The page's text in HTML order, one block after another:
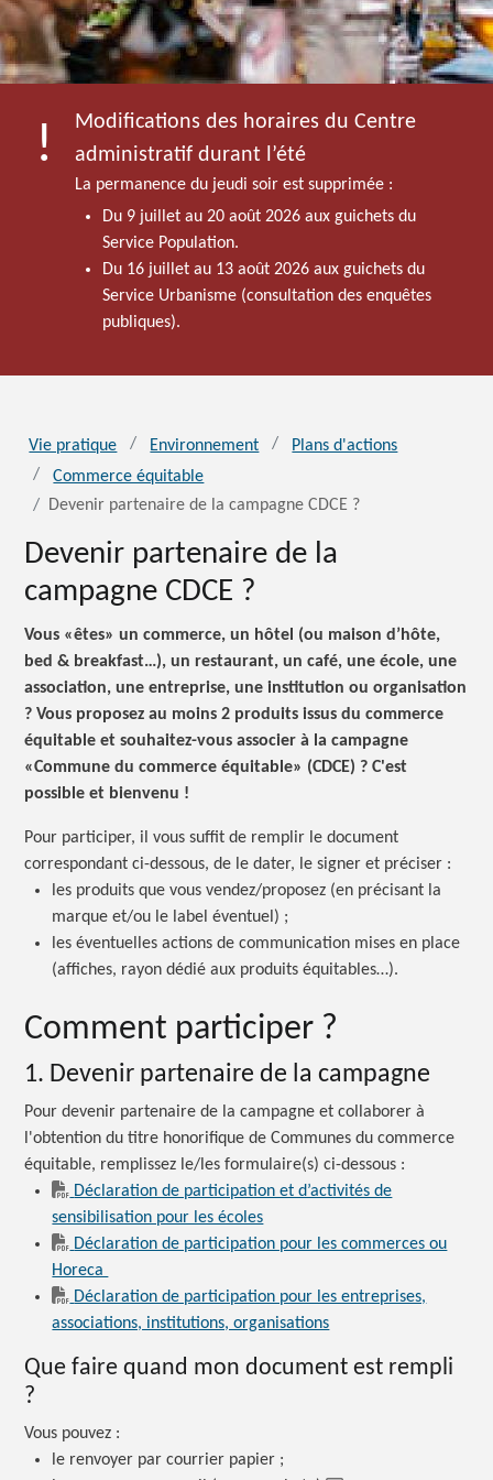
Modifications des horaires du Centre
administratif durant l’été
La permanence du jeudi soir est supprimée :
Du 9 juillet au 20 août 2026 aux guichets du
Service Population.
Du 16 juillet au 13 août 2026 aux guichets du
Service Urbanisme (consultation des enquêtes
publiques).
Vie pratique Environnement
Plans d'actions
Commerce équitable
Devenir partenaire de la campagne CDCE ?
Devenir partenaire de la
campagne CDCE ?
Vous «êtes» un commerce, un hôtel (ou maison d’hôte,
bed & breakfast…), un restaurant, un café, une école, une
association, une entreprise, une institution ou organisation
? Vous proposez au moins 2 produits issus du commerce
équitable et souhaitez-vous associer à la campagne
«Commune du commerce équitable» (CDCE) ? C'est
possible et bienvenu !
Pour participer, il vous suffit de remplir le document
correspondant ci-dessous, de le dater, le signer et préciser :
les produits que vous vendez/proposez (en précisant la
marque et/ou le labeléventuel) ;
les éventuelles actions de communication mises en place
(affiches, rayon dédié aux produits équitables…).
Comment participer ?
1. Devenir partenaire de la campagne
Pour devenir partenaire de la campagne et collaborer à
l'obtention du titre honorifique de Communes du commerce
équitable, remplissez le/les formulaire(s)ci-dessous :
Déclaration de participation et d’activités de
sensibilisation pour les écoles
Déclaration de participation pour les commerces ou
Horeca
Déclaration de participation pour les entreprises,
associations, institutions, organisations
Que faire quand mon document est rempli
?
Vous pouvez :
le renvoyer par courrier papier ;